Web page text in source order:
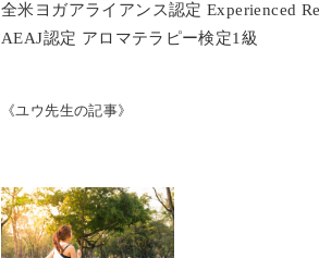
全米ヨガアライアンス認定 Experienced
AEAJ認定 アロマテラピー検定1級
《ユウ先生の記事》